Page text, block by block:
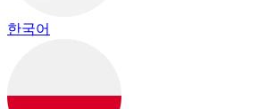
한국어